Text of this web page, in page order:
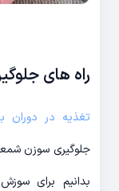
راه های
تغذیه در دوران
جلوگیری سوزن
بدانیم برای